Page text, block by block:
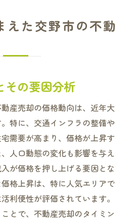
えた交野市の不動
その要因分析
産売却の価格動向は、近年大
特に、交通インフラの整備や
需要が高まり、価格が上昇す
人口動態の変化も影響を与え
が価格を押し上げる要因とな
格上昇は、特に人気エリアで
利便性が評価されています。
とで、不動産売却のタイミン